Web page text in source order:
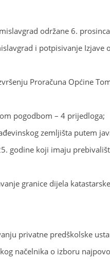
održane 6.
i potpisivanje
Proračuna Općine
pogodbom – 4 prijedloga;
zemljišta putem
godine koji imaju
granice dijela
privatne predškolske
načelnika o izboru